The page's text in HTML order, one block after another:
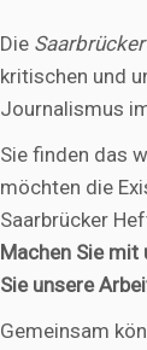
Die
kritischen und
Journalismus
Sie finden das
möchten die
Saarbrücker
Machen Sie
Sie unsere
Gemeinsam